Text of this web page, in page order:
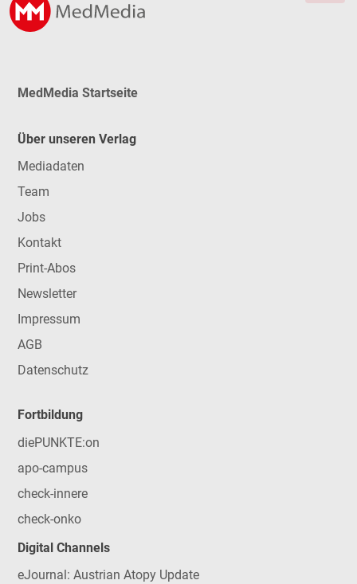
MedMedia Startseite
Über unseren Verlag
Mediadaten
Team
Jobs
Kontakt
Print-Abos
Newsletter
Impressum
AGB
Datenschutz
Fortbildung
diePUNKTE:on
apo-campus
check-innere
check-onko
Digital Channels
eJournal: Austrian Atopy Update